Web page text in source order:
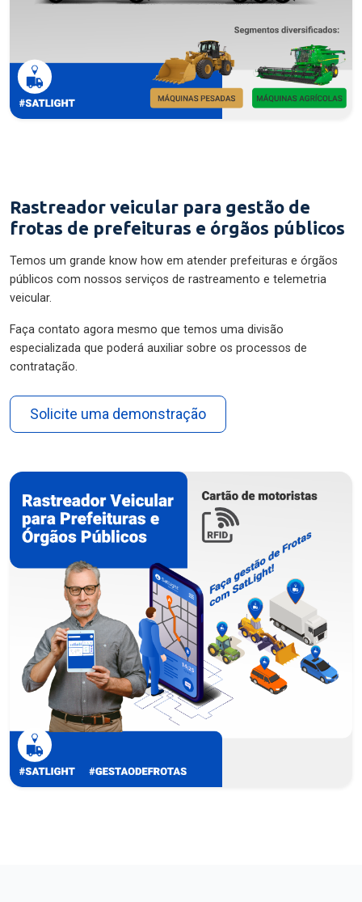
Rastreador veicular para gestão de
frotas de prefeituras e órgãos públicos
Temos um grande know how em atender prefeituras e órgãos
públicos com nossos serviços de rastreamento e telemetria
veicular.
Faça contato agora mesmo que temos uma divisão
especializada que poderá auxiliar sobre os processos de
contratação.
Solicite uma demonstração